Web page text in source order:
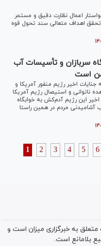
اعمال نظارت دقیق و مستمر
اهداف متعالی سند تحول قوه
سربازان و تأسیسات آب
است
اخیر رژیم منفور آمریکا و
ناتوانی و استیصال رژیم آمریکا
اخیر این رژیم آدم‌کش به خوابگاه
آشامیدنی مردم در همین راستا
1 2 3 4 5 6
به خبرگزاری میزان است و
بلامانع است.